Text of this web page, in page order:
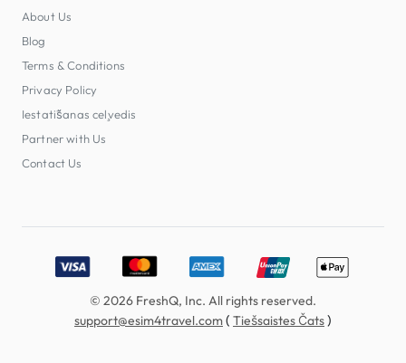
About Us
Blog
Terms & Conditions
Privacy Policy
Iestatīšanas ceļvedis
Partner with Us
Contact Us
Accepted payment methods: Visa, MasterCard, American
© 2026 FreshQ, Inc. All rights reserved.
support@esim4travel.com( Tiešsaistes Čats)